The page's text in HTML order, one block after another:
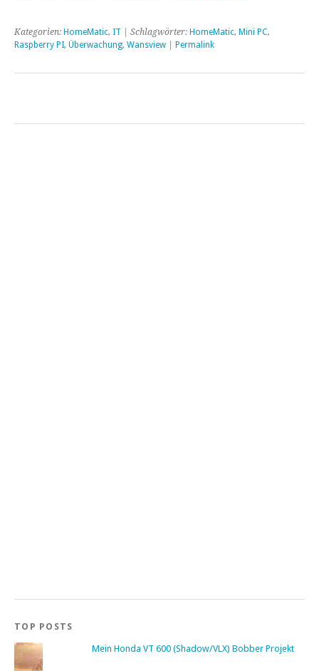
Kategorien: HomeMatic, IT | Schlagwörter: HomeMatic, Mini PC,
Raspberry PI, Überwachung, Wansview Permalink
TOP POSTS
Mein Honda VT 600 (Shadow/VLX) Bobber Projekt